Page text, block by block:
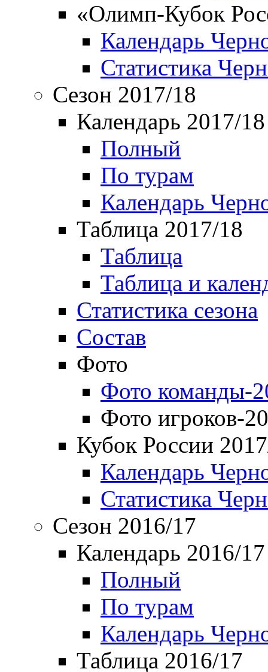
«Олимп-Кубок
Календарь
Статистика
Сезон 2017/18
Календарь 2017/18
Полный
По турам
Календарь
Таблица 2017/18
Таблица
Таблица и
Статистика сезона
Состав
Фото
Фото команды-
Фото игроков-
Кубок России
Календарь
Статистика
Сезон 2016/17
Календарь 2016/17
Полный
По турам
Календарь
Таблица 2016/17